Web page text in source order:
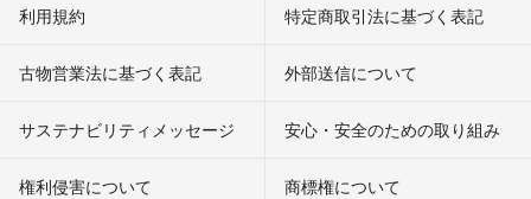
利用規約 特定商取引法に基づく表記
古物営業法に基づく表記 外部送信について
サステナビリティメッセージ 安心・安全のための取り組み
権利侵害について
商標権について